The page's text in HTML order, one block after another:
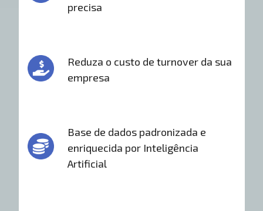
precisa
Reduza o custo de turnover da sua
empresa
Base de dados padronizada e
enriquecida por Inteligência
Artificial